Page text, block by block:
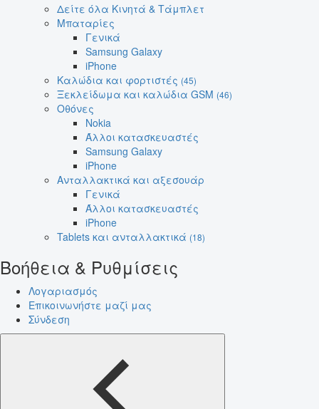
Δείτε όλα Κινητά & Τάμπλετ
Μπαταρίες
Γενικά
Samsung Galaxy
iPhone
Καλώδια και φορτιστές (45)
Ξεκλείδωμα και καλώδια GSM (46)
Οθόνες
Nokia
Άλλοι κατασκευαστές
Samsung Galaxy
iPhone
Ανταλλακτικά και αξεσουάρ
Γενικά
Άλλοι κατασκευαστές
iPhone
Tablets και ανταλλακτικά (18)
Βοήθεια & Ρυθμίσεις
Λογαριασμός
Επικοινωνήστε μαζί μας
Σύνδεση